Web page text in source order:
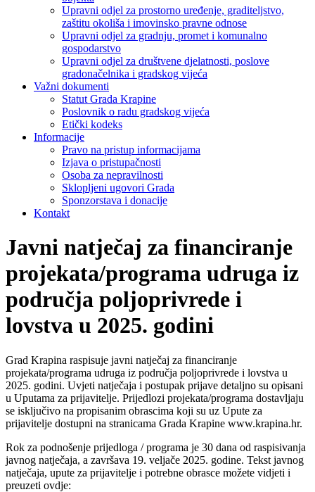
Upravni odjel za prostorno uređenje, graditeljstvo,
zaštitu okoliša i imovinsko pravne odnose
Upravni odjel za gradnju, promet i komunalno
gospodarstvo
Upravni odjel za društvene djelatnosti, poslove
gradonačelnika i gradskog vijeća
Važni dokumenti
Statut Grada Krapine
Poslovnik o radu gradskog vijeća
Etički kodeks
Informacije
Pravo na pristup informacijama
Izjava o pristupačnosti
Osoba za nepravilnosti
Sklopljeni ugovori Grada
Sponzorstava i donacije
Kontakt
Javni natječaj za financiranje
projekata/programa udruga iz
područja poljoprivrede i
lovstva u 2025. godini
Grad Krapina raspisuje javni natječaj za financiranje
projekata/programa udruga iz područja poljoprivrede i lovstva u
2025. godini. Uvjeti natječaja i postupak prijave detaljno su opisani
u Uputama za prijavitelje. Prijedlozi projekata/programa dostavljaju
se isključivo na propisanim obrascima koji su uz Upute za
prijavitelje dostupni na stranicama Grada Krapine www.krapina.hr.
Rok za podnošenje prijedloga / programa je 30 dana od raspisivanja
javnog natječaja, a završava 19. veljače 2025. godine. Tekst javnog
natječaja, upute za prijavitelje i potrebne obrasce možete vidjeti i
preuzeti ovdje: